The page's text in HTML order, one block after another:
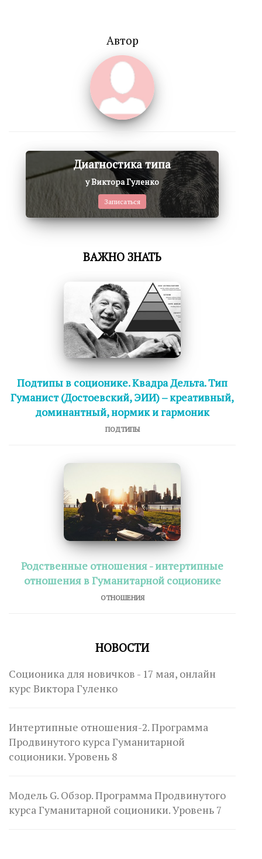
Автор
Диагностика типа
у Виктора Гуленко
Записаться
ВАЖНО ЗНАТЬ
Подтипы в соционике. Квадра Дельта. Тип
Гуманист (Достоевский, ЭИИ) – креативный,
доминантный, нормик и гармоник
ПОДТИПЫ
Родственные отношения - интертипные
отношения в Гуманитарной соционике
ОТНОШЕНИЯ
НОВОСТИ
Соционика для новичков - 17 мая, онлайн
курс Виктора Гуленко
Интертипные отношения-2. Программа
Продвинутого курса Гуманитарной
соционики. Уровень 8
Модель G. Обзор. Программа Продвинутого
курса Гуманитарной соционики. Уровень 7